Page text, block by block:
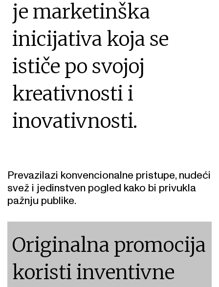
je marketinška
inicijativa koja se
ističe po svojoj
kreativnosti i
inovativnosti.
Prevazilazi konvencionalne pristupe, nudeći
svež i jedinstven pogled kako bi privukla
pažnju publike.
Originalna promocija
koristi inventivne